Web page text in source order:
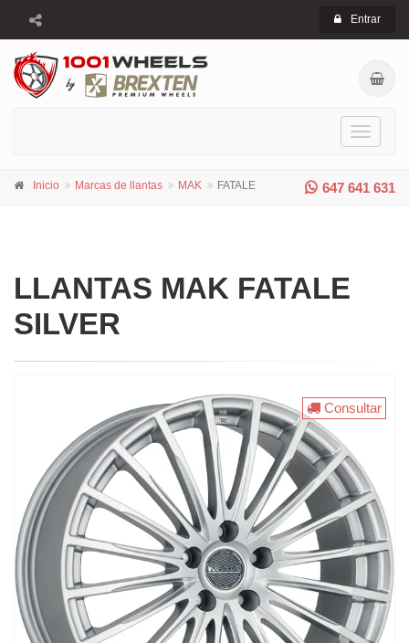
Entrar
Toggle
647 641 631
Inicio Marcas de llantas MAK FATALE
LLANTAS MAK FATALE
SILVER
Consultar